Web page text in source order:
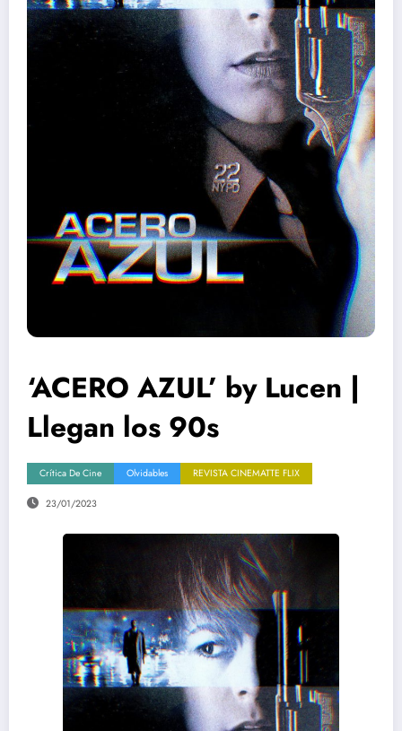
‘ACERO AZUL’ by Lucen |
Llegan los 90s
Crítica De Cine Olvidables REVISTA CINEMATTE FLIX
23/01/2023